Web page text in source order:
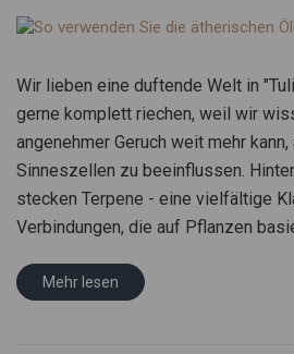
Wir lieben eine duftende Welt in
gerne komplett riechen, weil wir
angenehmer Geruch weit mehr
Sinneszellen zu beeinflussen.
stecken Terpene - eine vielfältige
Verbindungen, die auf Pflanzen
Mehr lesen